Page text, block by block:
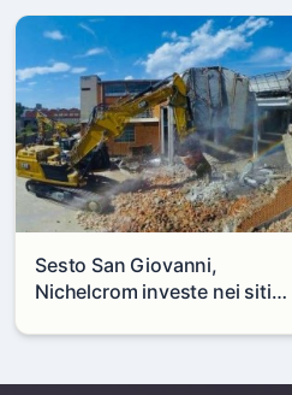
Sesto San Giovanni,
Nichelcrom investe nei siti
capannone per fare spazio a